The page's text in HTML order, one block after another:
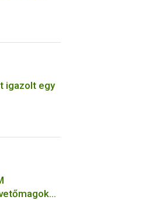
igazolt egy